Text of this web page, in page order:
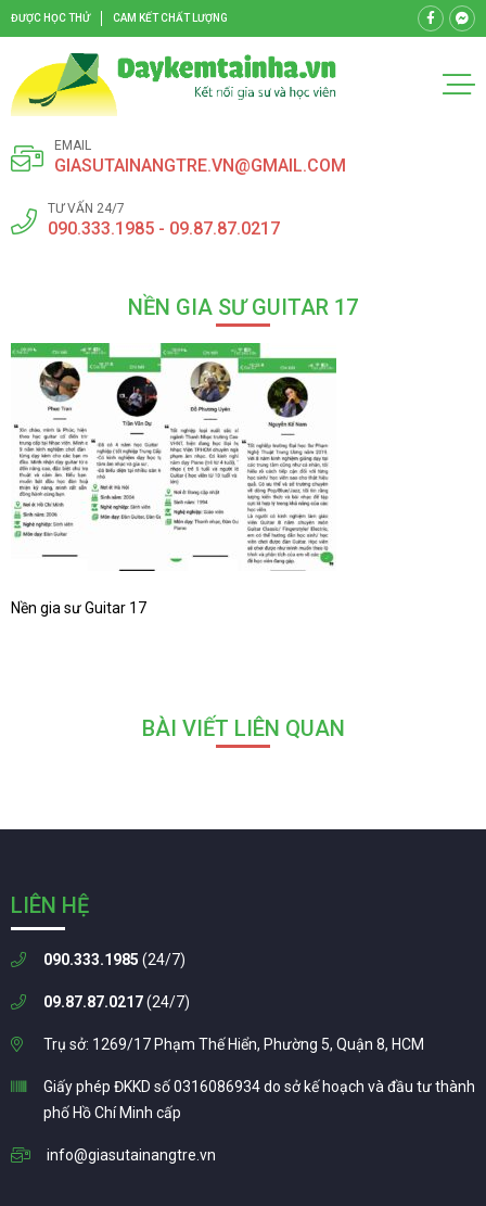
ĐƯỢC HỌC THỬ CAM KẾT CHẤT LƯỢNG
EMAIL
GIASUTAINANGTRE.VN@GMAIL.COM
TƯ VẤN 24/7
090.333.1985 - 09.87.87.0217
NỀN GIA SƯ GUITAR 17
Nền gia sư Guitar 17
BÀI VIẾT LIÊN QUAN
LIÊN HỆ
090.333.1985 (24/7)
09.87.87.0217(24/7)
Trụ sở: 1269/17 Phạm Thế Hiển, Phường 5, Quận 8, HCM
Giấy phép ĐKKD số 0316086934 do sở kế hoạch và đầu tư thành
phố Hồ Chí Minh cấp
info@giasutainangtre.vn